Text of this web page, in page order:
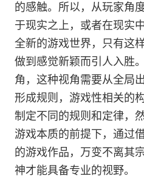
的感触。所以，从玩家角
于现实之上，或者在现实
全新的游戏世界，只有这
做到感觉新颖而引人入胜
角，这种视角需要从全局
形成规则，游戏性相关的
制定不同的规则和定律，
游戏本质的前提下，通过
的游戏作品，万变不离其
神才能具备专业的视野。